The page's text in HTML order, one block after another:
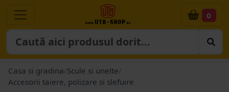
0
Casa si gradina Scule si unelte
Accesorii taiere, polizare si slefuire